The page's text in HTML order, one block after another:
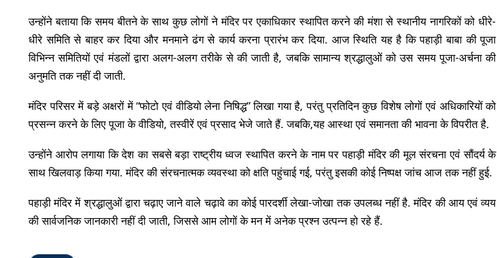
उन्होंने बताया कि समय बीतने के साथ कुछ लोगों ने मंदिर पर एकाधिकार स्थापित करने की मंशा से स्थानीय नागरिकों को धीरे-
धीरे समिति से बाहर कर दिया और मनमाने ढंग से कार्य करना प्रारंभ कर दिया. आज स्थिति यह है कि पहाड़ी बाबा की पूजा
विभिन्न समितियों एवं मंडलों द्वारा अलग-अलग तरीके से की जाती है, जबकि सामान्य श्रद्धालुओं को उस समय पूजा-अर्चना की
अनुमति तक नहीं दी जाती.
मंदिर परिसर में बड़े अक्षरों में “फोटो एवं वीडियो लेना निषिद्ध” लिखा गया है, परंतु प्रतिदिन कुछ विशेष लोगों एवं अधिकारियों को
प्रसन्न करने के लिए पूजा के वीडियो, तस्वीरें एवं प्रसाद भेजे जाते हैं. जबकि,यह आस्था एवं समानता की भावना के विपरीत है.
उन्होंने आरोप लगाया कि देश का सबसे बड़ा राष्ट्रीय ध्वज स्थापित करने के नाम पर पहाड़ी मंदिर की मूल संरचना एवं सौंदर्य के
साथ खिलवाड़ किया गया. मंदिर की संरचनात्मक व्यवस्था को क्षति पहुंचाई गई, परंतु इसकी कोई निष्पक्ष जांच आज तक नहीं हुई.
पहाड़ी मंदिर में श्रद्धालुओं द्वारा चढ़ाए जाने वाले चढ़ावे का कोई पारदर्शी लेखा-जोखा तक उपलब्ध नहीं है. मंदिर की आय एवं व्यय
की सार्वजनिक जानकारी नहीं दी जाती, जिससे आम लोगों के मन में अनेक प्रश्न उत्पन्न हो रहे हैं.